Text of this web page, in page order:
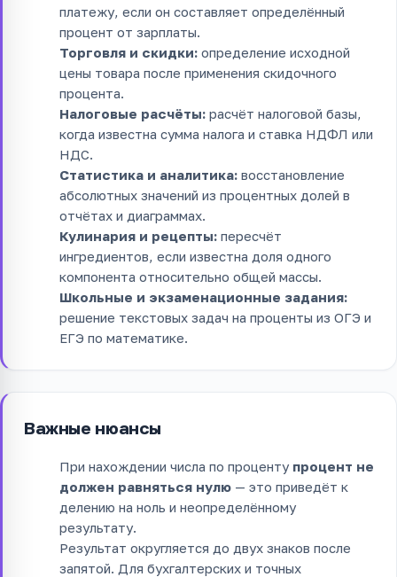
платежу, если он составляет определённый
процент от зарплаты.
Торговля и скидки: определение исходной
цены товара после применения скидочного
процента.
Налоговые расчёты: расчёт налоговой базы,
когда известна сумма налога и ставка НДФЛ или
НДС.
Статистика и аналитика: восстановление
абсолютных значений из процентных долей в
отчётах и диаграммах.
Кулинария и рецепты: пересчёт
ингредиентов, если известна доля одного
компонента относительно общей массы.
Школьные и экзаменационные задания:
решение текстовых задач на проценты из ОГЭ и
ЕГЭ по математике.
Важные нюансы
При нахождении числа по проценту процент не
должен равняться нулю — это приведёт к
делению на ноль и неопределённому
результату.
Результат округляется до двух знаков после
запятой. Для бухгалтерских и точных